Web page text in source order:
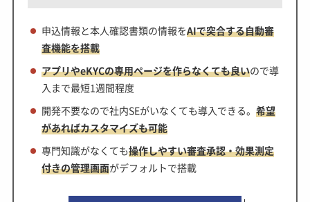
申込情報と本人確認書類の情報をAIで突合する自動審
査機能を搭載
アプリやeKYCの専用ページを作らなくても良いので導
入まで最短1週間程度
開発不要なので社内SEがいなくても導入できる。 希望
があればカスタマイズも可能
専門知識がなくても操作しやすい審査承認・効果測定
付きの管理画面がデフォルトで搭載